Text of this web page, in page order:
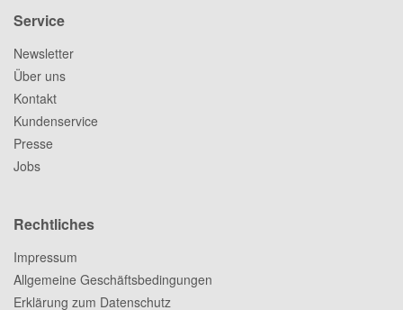
Service
Newsletter
Über uns
Kontakt
Kundenservice
Presse
Jobs
Rechtliches
Impressum
Allgemeine Geschäftsbedingungen
Erklärung zum Datenschutz